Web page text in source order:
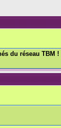
du réseau TBM !